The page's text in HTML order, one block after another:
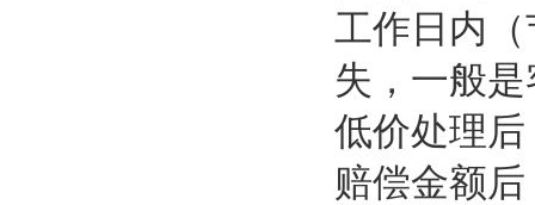
工作日内
失，一般
低价处理
赔偿金额